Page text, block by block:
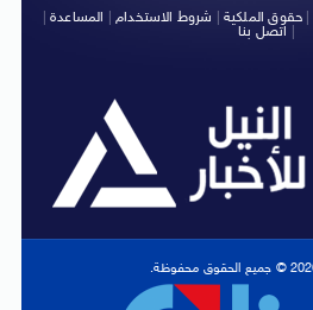
حقوق الملكية شروط الاستخدام| المساعدة|
اتصل بنا